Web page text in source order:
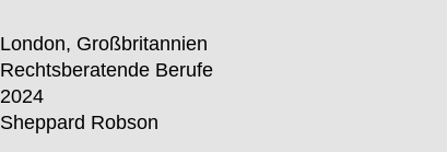
London, Großbritannien
Rechtsberatende Berufe
2024
Sheppard Robson